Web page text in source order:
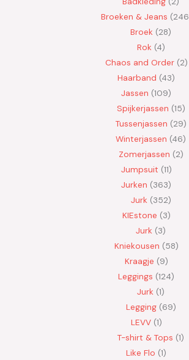
Broeken & Jeans 246
Broek 28
Rok 4
Chaos and Order 2
Haarband 43
Jassen 109
Spijkerjassen 15
Tussenjassen 29
Winterjassen 46
Zomerjassen 2
Jumpsuit 11
Jurken 363
Jurk 352
KIEstone 3
Jurk 3
Kniekousen 58
Kraagje 9
Leggings 124
Jurk 1
Legging 69
LEVV 1
T-shirt & Tops 1
Like Flo 1